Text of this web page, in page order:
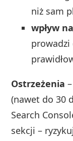
niż sam
wpływ
prowadzi
Ostrzeżenia
(nawet do 30
Search
sekcji –